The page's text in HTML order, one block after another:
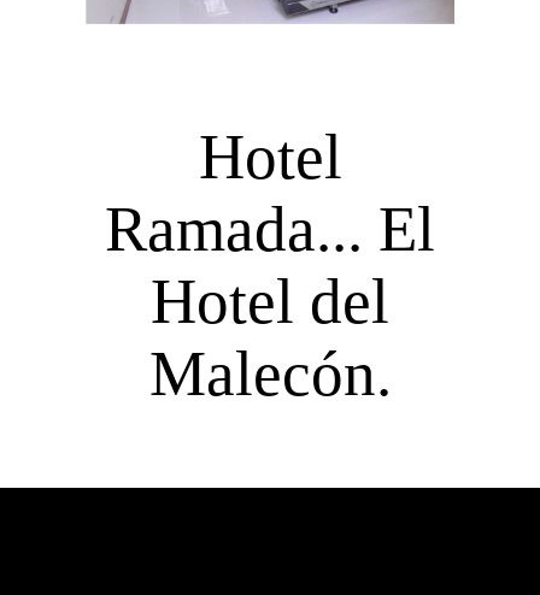
Hotel
Ramada... El
Hotel del
Malecón.